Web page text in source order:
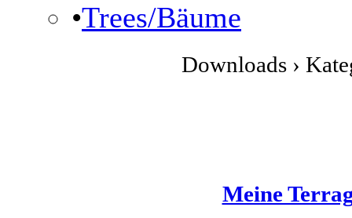
•Trees/Bäume
Downloads ›
Meine